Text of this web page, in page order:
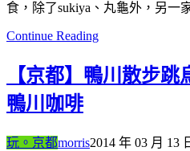
食，除了sukiya、丸龜外，另一
Continue Reading
【京都】鴨川散步
鴨川咖啡
玩。京都morris2014 年 03 月 13